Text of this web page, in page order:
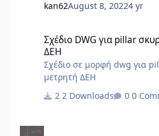
kan62August 8, 20224 yr
Σχέδιο DWG για pillar
ΔΕΗ
Σχέδιο σε μορφή dwg για
μετρητή ΔΕΗ
2 Downloads
0